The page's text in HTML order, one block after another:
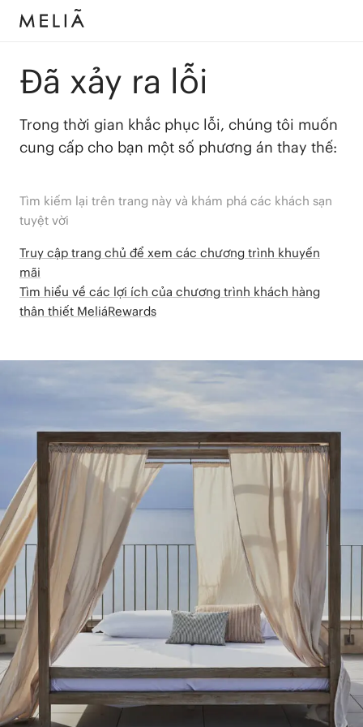
Đã xảy ra lỗi
Trong thời gian khắc phục lỗi, chúng tôi muốn
cung cấp cho bạn một số phương án thay thế:
Tìm kiếm lại trên trang này và khám phá các khách sạn
tuyệt vời
Truy cập trang chủ để xem các chương trình khuyến
mãi
Tìm hiểu về các lợi ích của chương trình khách hàng
thân thiết MeliáRewards